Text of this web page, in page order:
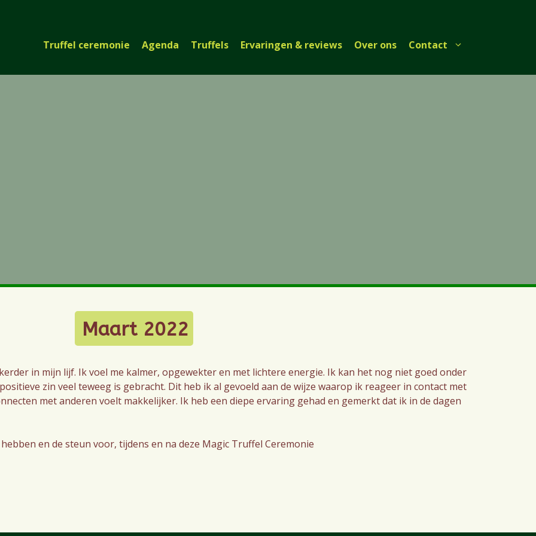
Truffel ceremonie Agenda Truffels Ervaringen & reviews Over ons Contact
Maart 2022
in mijn lijf. Ik voel me kalmer, opgewekter en met lichtere energie. Ik kan het nog niet goed onder
zin veel teweeg is gebracht. Dit heb ik al gevoeld aan de wijze waarop ik reageer in contact met
met anderen voelt makkelijker. Ik heb een diepe ervaring gehad en gemerkt dat ik in de dagen
en de steun voor, tijdens en na deze Magic Truffel Ceremonie